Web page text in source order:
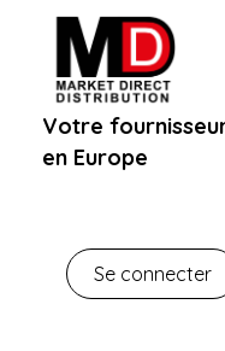
Votre
en Europe
Se connecter